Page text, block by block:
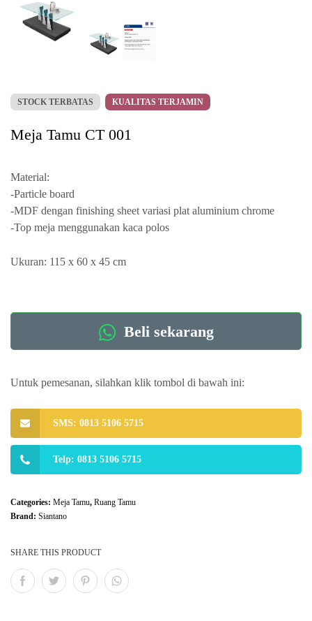
STOCK TERBATAS KUALITAS TERJAMIN
Meja Tamu CT 001
Material:
-Particle board
-MDF dengan finishing sheet variasi plat aluminium chrome
-Top meja menggunakan kaca polos
Ukuran: 115 x 60 x 45 cm
Beli sekarang
Untuk pemesanan, silahkan klik tombol di bawah ini:
SMS: 0813 5106 5715
Telp: 0813 5106 5715
Categories: Meja Tamu, Ruang Tamu
Brand: Siantano
SHARE THIS PRODUCT